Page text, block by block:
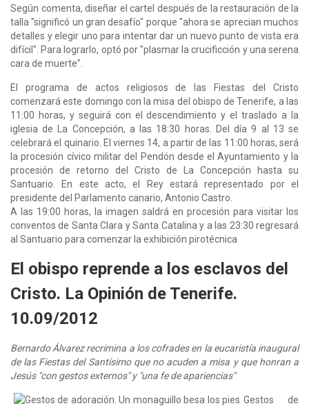
Según comenta, diseñar el cartel después de la restauración de la
talla "significó un gran desafío" porque "ahora se aprecian muchos
detalles y elegir uno para intentar dar un nuevo punto de vista era
difícil". Para lograrlo, optó por "plasmar la crucificción y una serena
cara de muerte".
El programa de actos religiosos de las Fiestas del Cristo
comenzará este domingo con la misa del obispo de Tenerife, a las
11:00 horas, y seguirá con el descendimiento y el traslado a la
iglesia de La Concepción, a las 18:30 horas. Del día 9 al 13 se
celebrará el quinario. El viernes 14, a partir de las 11:00 horas, será
la procesión cívico militar del Pendón desde el Ayuntamiento y la
procesión de retorno del Cristo de La Concepción hasta su
Santuario. En este acto, el Rey estará representado por el
presidente del Parlamento canario, Antonio Castro.
A las 19:00 horas, la imagen saldrá en procesión para visitar los
conventos de Santa Clara y Santa Catalina y a las 23:30 regresará
al Santuario para comenzar la exhibición pirotécnica
El obispo reprende a los esclavos del
Cristo. La Opinión de Tenerife.
10.09/2012
Bernardo Álvarez recrimina a los cofrades en la eucaristía inaugural
de las Fiestas del Santísimo que no acuden a misa y que honran a
Jesús "con gestos externos" y "una fe de apariencias"
Gestos de